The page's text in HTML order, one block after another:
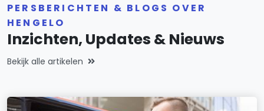
PERSBERICHTEN & BLOGS OVER
HENGELO
Inzichten, Updates & Nieuws
Bekijk alle artikelen